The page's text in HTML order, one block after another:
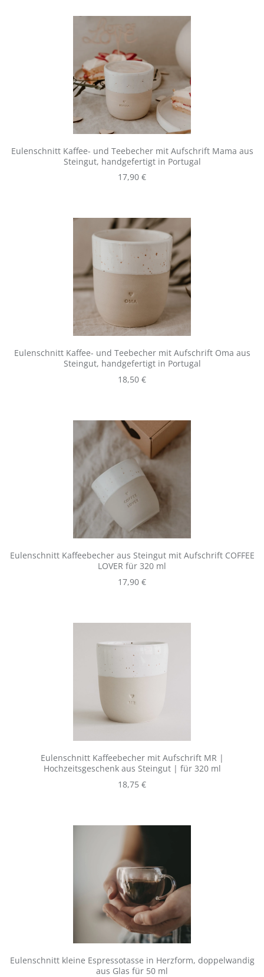
Eulenschnitt Kaffee- und Teebecher mit Aufschrift Mama aus
Steingut, handgefertigt in Portugal
Regulärer Preis:
17,90 €
Eulenschnitt Kaffee- und Teebecher mit Aufschrift Oma aus
Steingut, handgefertigt in Portugal
Regulärer Preis:
18,50 €
Eulenschnitt Kaffeebecher aus Steingut mit Aufschrift COFFEE
LOVER für 320 ml
Regulärer Preis:
17,90 €
Eulenschnitt Kaffeebecher mit Aufschrift MR |
Hochzeitsgeschenk aus Steingut | für 320 ml
Regulärer Preis:
18,75 €
Eulenschnitt kleine Espressotasse in Herzform, doppelwandig
aus Glas für 50 ml